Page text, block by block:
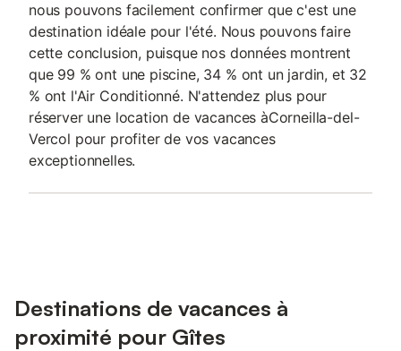
nous pouvons facilement confirmer que c'est une
destination idéale pour l'été. Nous pouvons faire
cette conclusion, puisque nos données montrent
que 99 % ont une piscine, 34 % ont un jardin, et 32
% ont l'Air Conditionné. N'attendez plus pour
réserver une location de vacances àCorneilla-del-
Vercol pour profiter de vos vacances
exceptionnelles.
Destinations de vacances à
proximité pour Gîtes